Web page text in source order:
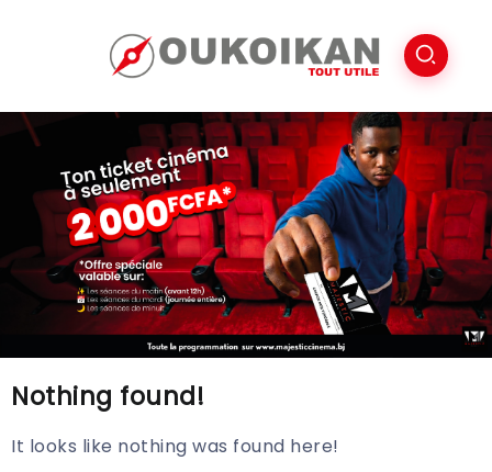
Nothing found!
It looks like nothing was found here!